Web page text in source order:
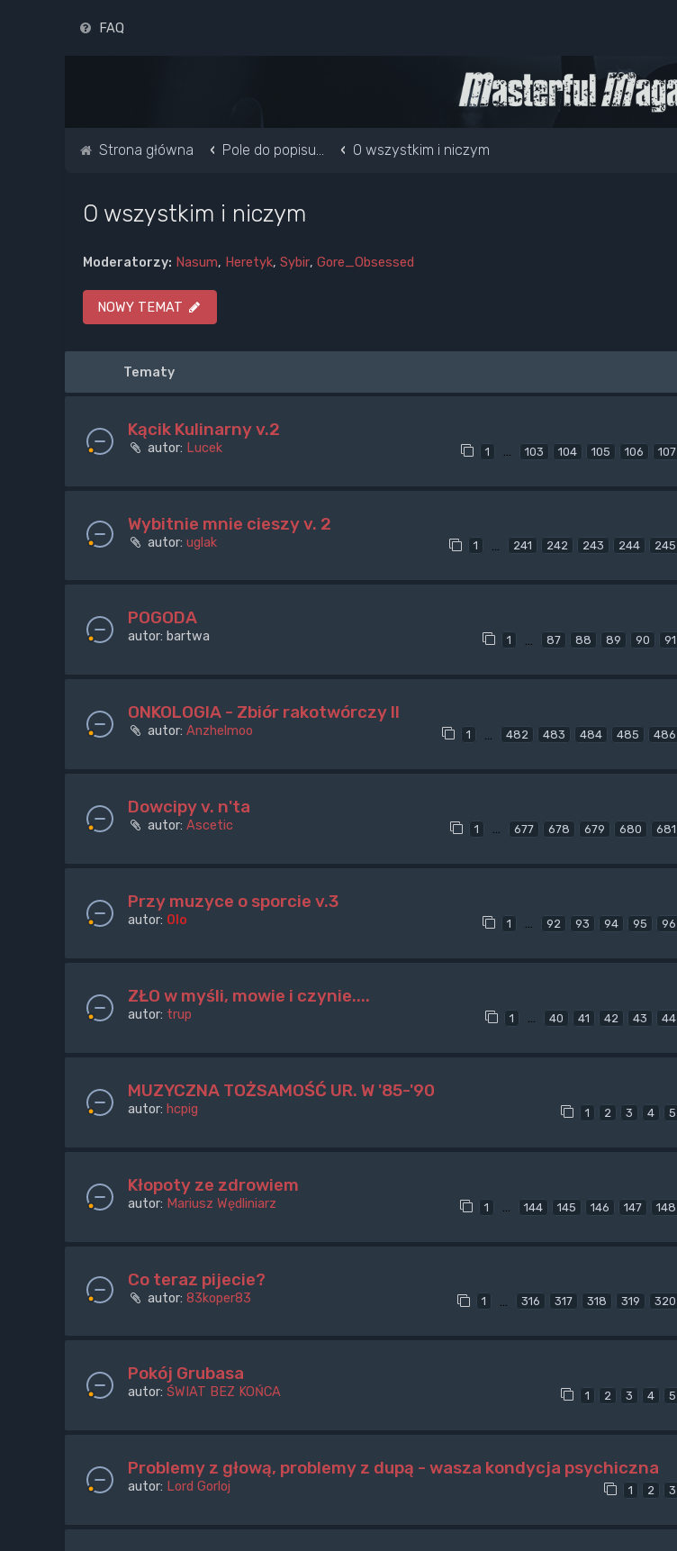
FAQ
Strona główna Pole do popisu... O wszystkim i niczym
O wszystkim i niczym
Moderatorzy: Nasum, Heretyk, Sybir, Gore_Obsessed
NOWY TEMAT
Tematy
Kącik Kulinarny v.2
autor: Lucek 1 … 103 104 105 106 107
Wybitnie mnie cieszy v. 2
autor: uglak 1 … 241 242 243 244 245
POGODA
autor: bartwa 1 … 87 88 89 90 91
ONKOLOGIA - Zbiór rakotwórczy II
autor: Anzhelmoo 1 482 483 484 485 486
Dowcipy v. n'ta
autor: Ascetic 1 … 677 678 679 680 681
Przy muzyce o sporcie v.3
autor: Olo 1 … 92 93 94 95 96
ZŁO w myśli, mowie i czynie....
autor: trup 1 … 40 41 42 43 44
MUZYCZNA TOŻSAMOŚĆ UR. W '85-'90
autor: hcpig 1 2 3 4 5
Kłopoty ze zdrowiem
autor: Mariusz Wędliniarz 1 … 144 145 146 147 148
Co teraz pijecie?
autor: 83koper83 1 … 316 317 318 319 320
Pokój Grubasa
autor: ŚWIAT BEZ KOŃCA 1 2 3 4 5
Problemy z głową, problemy z dupą - wasza kondycja psychiczna
autor: Lord Gorloj 1 2 3